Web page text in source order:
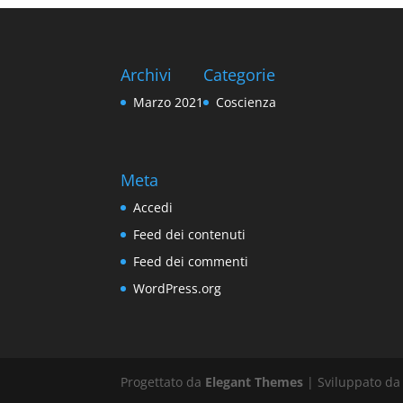
Archivi
Marzo 2021
Categorie
Coscienza
Meta
Accedi
Feed dei contenuti
Feed dei commenti
WordPress.org
Progettato da Elegant Themes | Sviluppato